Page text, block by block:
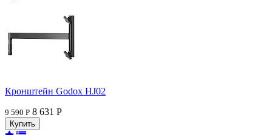
Кронштейн Godox HJ02
9 590 Р 8 631 Р